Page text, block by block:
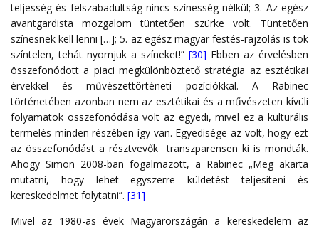
teljesség és felszabadultság nincs színesség nélkül; 3. Az egész
avantgardista mozgalom tüntetően szürke volt. Tüntetően
színesnek kell lenni […]; 5. az egész magyar festés-rajzolás is tök
színtelen, tehát nyomjuk a színeket!” [30] Ebben az érvelésben
összefonódott a piaci megkülönböztető stratégia az esztétikai
érvekkel és művészettörténeti pozíciókkal. A Rabinec
történetében azonban nem az esztétikai és a művészeten kívüli
folyamatok összefonódása volt az egyedi, mivel ez a kulturális
termelés minden részében így van. Egyedisége az volt, hogy ezt
az összefonódást a résztvevők transzparensen ki is mondták.
Ahogy Simon 2008-ban fogalmazott, a Rabinec „Meg akarta
mutatni, hogy lehet egyszerre küldetést teljesíteni és
kereskedelmet folytatni”. [31]
Mivel az 1980-as évek Magyarországán a kereskedelem az